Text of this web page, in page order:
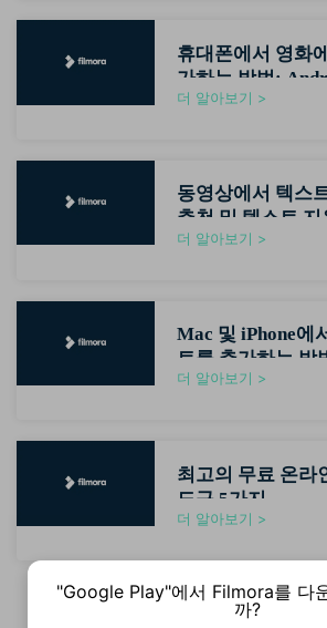
휴대폰에서 영화
가하는 방법:
내
더 알아보기 >
동영상에서 텍스
추천 및 텍스트 지
더 알아보기 >
Mac 및 iPhone에
트를 추가하는 방
더 알아보기 >
최고의 무료 온라
도구 5가지
더 알아보기 >
"Google Play"에서 Filmora를 다
까?